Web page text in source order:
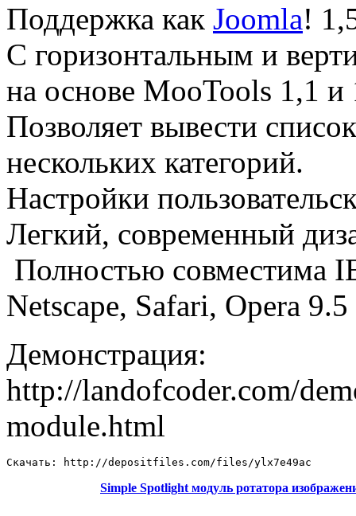
Поддержка как Joomla!
C горизонтальным и
на основе MooTools 1,1 и
Позволяет вывести
нескольких категорий.
Настройки
Легкий, современный
Полностью совместима
Netscape, Safari, Opera 9.5
Демонстрация:
http://landofcoder.com/
module.html
Скачать: http://depositfiles.com/files/ylx7e49ac
Simple Spotlight модуль ротатора